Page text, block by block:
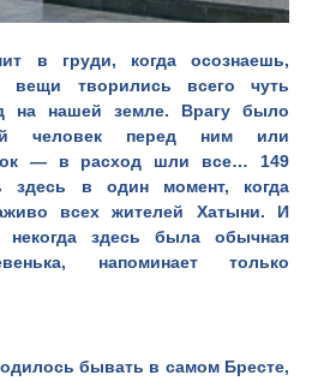
в груди, когда осознаешь,
вещи творились всего чуть
на нашей земле. Врагу было
человек перед ним или
— в расход шли все… 149
здесь в один момент, когда
всех жителей Хатыни. И
здесь была обычная
напоминает только
бывать в самом Бресте,